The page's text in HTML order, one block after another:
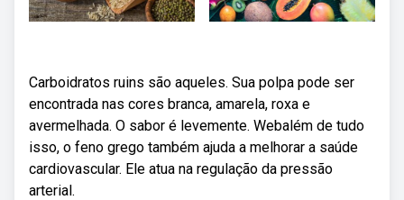
Carboidratos ruins são aqueles. Sua polpa pode ser
encontrada nas cores branca, amarela, roxa e
avermelhada. O sabor é levemente. Webalém de tudo
isso, o feno grego também ajuda a melhorar a saúde
cardiovascular. Ele atua na regulação da pressão
arterial.